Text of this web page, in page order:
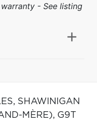
- See listing
SHAWINIGAN
MÈRE), G9T